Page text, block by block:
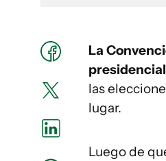
La
las
lugar.
Luego de